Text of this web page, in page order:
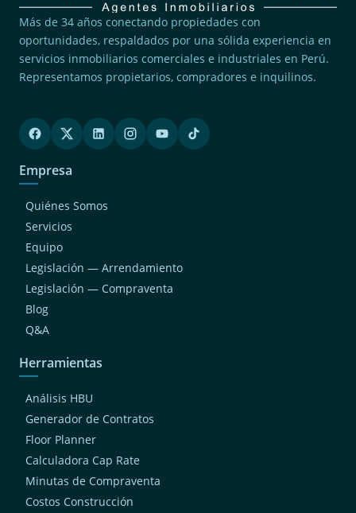
Más de 34 años conectando propiedades con
oportunidades, respaldados por una sólida experiencia en
servicios inmobiliarios comerciales e industriales en Perú.
Representamos propietarios, compradores e inquilinos.
Empresa
Quiénes Somos
Servicios
Equipo
Legislación — Arrendamiento
Legislación — Compraventa
Blog
Q&A
Herramientas
Análisis HBU
Generador de Contratos
Floor Planner
Calculadora Cap Rate
Minutas de Compraventa
Costos Construcción